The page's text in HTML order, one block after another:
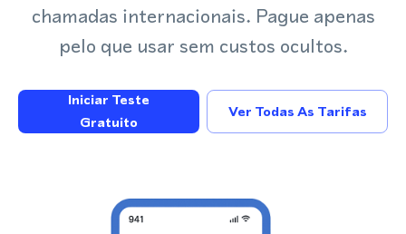
chamadas internacionais. Pague apenas
pelo que usar sem custos ocultos.
Iniciar Teste
Gratuito
Ver Todas As Tarifas